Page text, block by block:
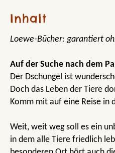
Inhalt
Loewe-Bücher: garantiert
Auf der Suche nach dem
Der Dschungel ist
Doch das Leben der Tiere
Komm mit auf eine Reise in
Weit, weit weg soll es ein
in dem alle Tiere friedlich